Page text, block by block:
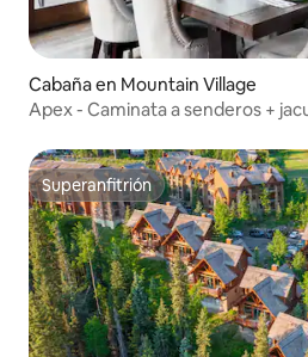
Cabaña en Mountain Village
Apex - Caminata a senderos +
Superanfitrión
Superanfitrión